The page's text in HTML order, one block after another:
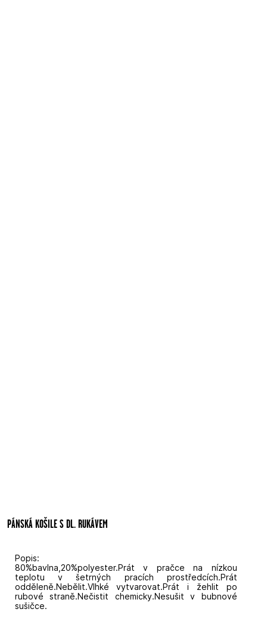
PÁNSKÁ KOŠILE S DL. RUKÁVEM
Popis:
80%bavlna,20%polyester.Prát v pračce na nízkou
teplotu v šetrných pracích prostředcích.Prát
odděleně.Nebělit.Vlhké vytvarovat.Prát i žehlit po
rubové straně.Nečistit chemicky.Nesušit v bubnové
sušičce.